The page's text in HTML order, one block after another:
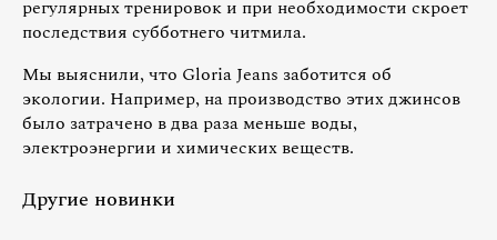
регулярных тренировок и при необходимости скроет
последствия субботнего читмила.
Мы выяснили, что Gloria Jeans заботится об
экологии. Например, на производство этих джинсов
было затрачено в два раза меньше воды,
электроэнергии и химических веществ.
Другие новинки